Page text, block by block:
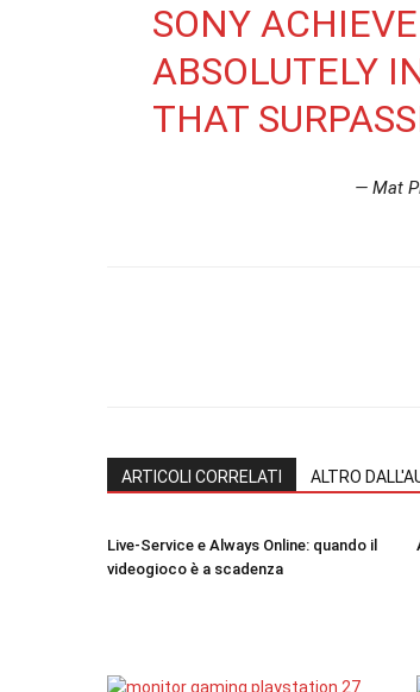
SONY
ABSOLUTELY
THAT
— Mat
ARTICOLI CORRELATI ALTRO
Live-Service e Always Online: quando il
videogioco è a scadenza